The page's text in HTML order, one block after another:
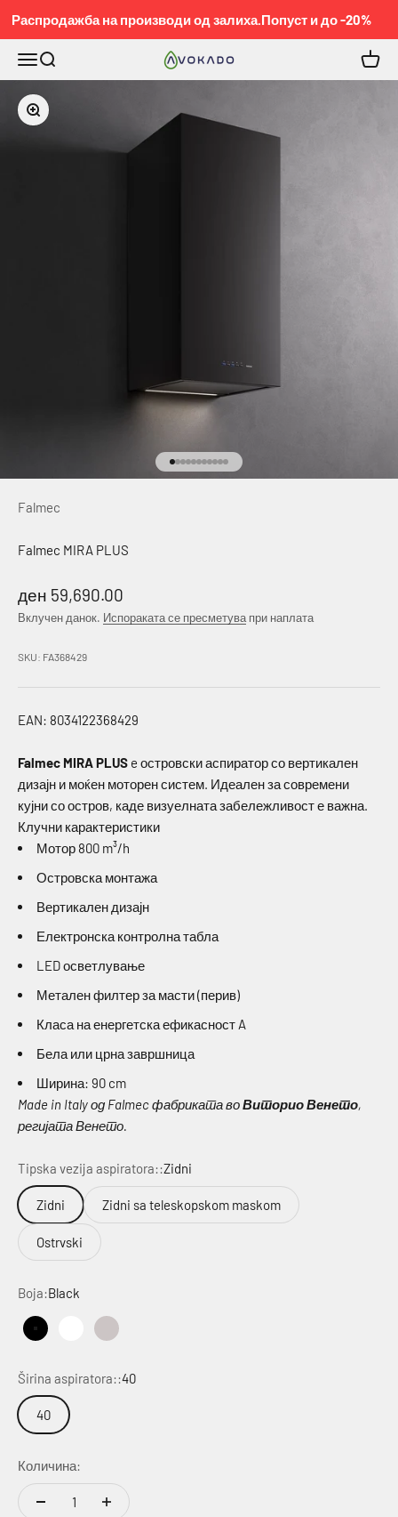
Распродажба на производи од залиха.Попуст и до -20%
MeniPretraga KOBEL™ Korpa
Приближи
Idi na stavku 1
Idi na stavku 2
Idi na stavku 3
Idi na stavku 4
Idi na stavku 5
Idi na stavku 6
Idi na stavku 7
Idi na stavku 8
Idi na stavku 9
Idi na stavku 10
Idi na stavku 11
Falmec
Falmec MIRA PLUS
Намалена цена
ден 59,690.00
Вклучен данок. Испораката се пресметува при наплата
SKU: FA368429
EAN: 8034122368429
Falmec MIRA PLUS e островски аспиратор со вертикален
дизајн и моќен моторен систем. Идеален за современи
кујни со остров, каде визуелната забележливост е важна.
Клучни карактеристики
Мотор 800 m³/h
Островска монтажа
Вертикален дизајн
Електронска контролна табла
LED осветлување
Метален филтер за масти (перив)
Класа на енергетска ефикасност A
Бела или црна завршница
Ширина: 90 cm
Made in Italy од Falmec фабриката воВиторио Венето,
регијата Венето.
Tipska vezija aspiratora::Zidni
Zidni Zidni sa teleskopskom maskom
Ostrvski
Boja:Black
Black WhiteInox
Širina aspiratora::40
40
Количина: